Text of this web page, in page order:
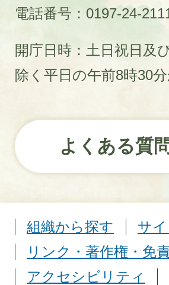
電話番号：0197-24-
開庁日時：土日祝日及
除く平日の午前8時30
よくある質問
組織から探す
サ
リンク・著作権・免
アクセシビリティ